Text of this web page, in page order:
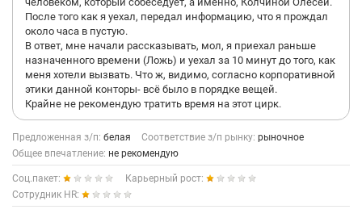
После того как я уехал, передал информацию, что я прождал
около часа в пустую.
В ответ, мне начали рассказывать, мол, я приехал раньше
назначенного времени (Ложь) и уехал за 10 минут до того, как
меня хотели вызвать. Что ж, видимо, согласно корпоративной
этики данной конторы- всё было в порядке вещей.
Крайне не рекомендую тратить время на этот цирк.
Предложенная з/п: белая Соответствие з/п рынку: рыночное
Общее впечатление: не рекомендую
Соц.пакет:
Карьерный рост:
Сотрудник HR: